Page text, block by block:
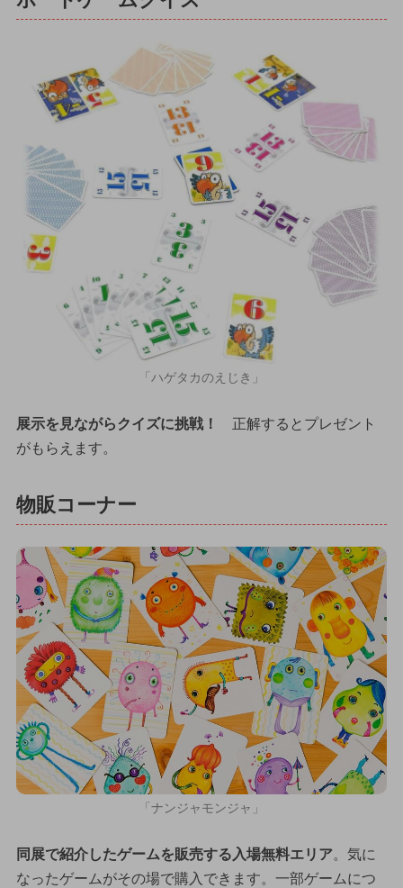
「ハゲタカのえじき」
展示を見ながらクイズに挑戦！
正解するとプレゼント
がもらえます。
物販コーナー
「ナンジャモンジャ」
同展で紹介したゲームを販売する入場無料エリア。気に
なったゲームがその場で購入できます。一部ゲームにつ